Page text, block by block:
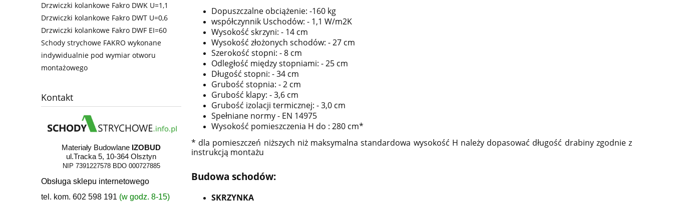
Drzwiczki kolankowe Fakro DWK U=1,1
Drzwiczki kolankowe Fakro DWT U=0,6
Drzwiczki kolankowe Fakro DWF EI=60
Schody strychowe FAKRO wykonane
indywidualnie pod wymiar otworu
montażowego
Kontakt
Materiały Budowlane IZOBUD
ul.Tracka 5, 10-364 Olsztyn
NIP 7391227578 BDO 000727885
Obsługa sklepu internetowego
tel. kom. 602 598 191 (w godz. 8-15)
Dopuszczalne obciążenie: -160 kg
współczynnik Uschodów: - 1,1 W/m2K
Wysokość skrzyni: - 14 cm
Wysokość złożonych schodów: - 27 cm
Szerokość stopni: - 8 cm
Odległość między stopniami: - 25 cm
Długość stopni: - 34 cm
Grubość stopnia: - 2 cm
Grubość klapy: - 3,6 cm
Grubość izolacji termicznej: - 3,0 cm
Spełniane normy - EN 14975
Wysokość pomieszczenia H do : 280 cm*
* dla pomieszczeń niższych niż maksymalna standardowa wysokość H należy dopasować długość drabiny zgodnie z
instrukcją montażu
Budowa schodów:
SKRZYNKA